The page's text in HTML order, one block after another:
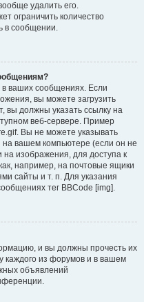
удалить его.
ограничить количество
в сообщении.
ваших сообщениях. Если
вы можете загрузить
вы должны указать ссылку на
веб-сервере. Пример
Вы не можете указывать
вашем компьютере (если он не
изображения, для доступа к
например, на почтовые ящики
сайты и т. п. Для указания
тег BBCode [img].
и вы должны прочесть их
каждого из форумов и в вашем
объявлений